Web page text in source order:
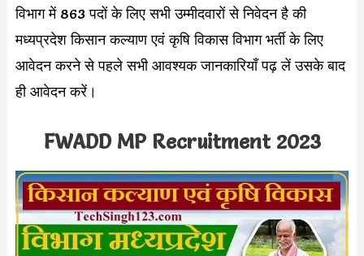
विभाग में 863 पदों के लिए सभी उम्मीदवारों से निवेदन है की
मध्यप्रदेश किसान कल्याण एवं कृषि विकास विभाग भर्ती के लिए
आवेदन करने से पहले सभी आवश्यक जानकारियाँ पढ़ लें उसके बाद
ही आवेदन करें।
FWADD MP Recruitment 2023